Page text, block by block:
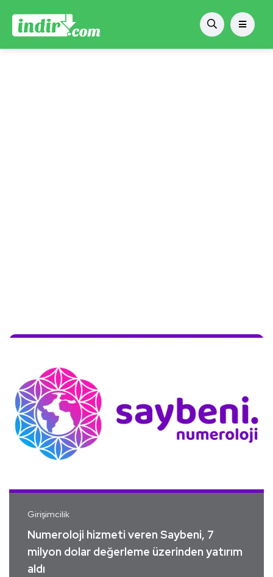
Girişimcilik
Numeroloji hizmeti veren Saybeni, 7
milyon dolar değerleme üzerinden yatırım
aldı